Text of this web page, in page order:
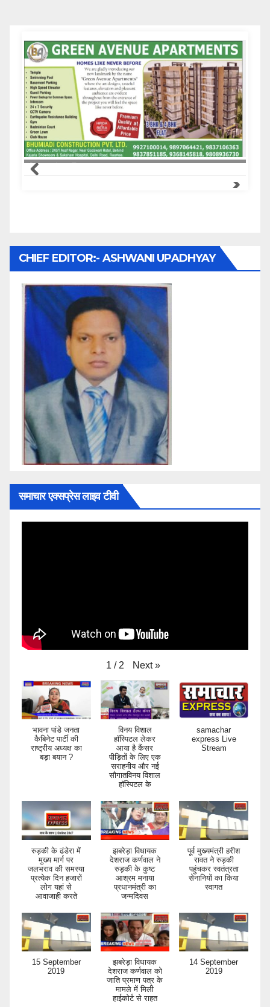
Samachar Express
CHIEF EDITOR:- ASHWANI UPADHYAY
समाचार एक्सप्रेस लाइव टीवी
1 / 2 Next »
भावना पांडे जनता
कैबिनेट पार्टी की
राष्ट्रीय अध्यक्ष का
बड़ा बयान ?
विनय विशाल
हॉस्पिटल लेकर
आया है कैंसर
पीड़ितों के लिए एक
सराहनीय और नई
सौगातविनय विशाल
हॉस्पिटल के
samachar
express Live
Stream
रुड़की के ढंडेरा में
मुख्य मार्ग पर
जलभराव की समस्या
प्रत्येक दिन हजारों
लोग यहां से
आवाजाही करते
झबरेड़ा विधायक
देशराज कर्णवाल ने
रुड़की के कुष्ट
आश्रम मनाया
प्रधानमंत्री का
जन्मदिवस
पूर्व मुख्यमंत्री हरीश
रावत ने रुड़की
पहुंचकर स्वतंत्रता
सेनानियों का किया
स्वागत
15 September
2019
झबरेड़ा विधायक
देशराज कर्णवाल को
जाति प्रमाण पत्र के
मामले में मिली
हाईकोर्ट से राहत
14 September
2019